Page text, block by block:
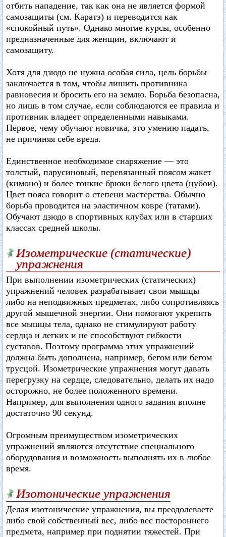
отбить нападение, так как она не является формой
самозащиты (см. Каратэ) и переводится как
«спокойный путь». Однако многие курсы, особенно
предназначенные для женщин, включают и
самозащиту.
Хотя для дзюдо не нужна особая сила, цель борьбы
заключается в том, чтобы лишить противника
равновесия и бросить его на землю. Борьба безопасна,
но лишь в том случае, если соблюдаются ее правила и
противник владеет определенными навыками.
Первое, чему обучают новичка, это умению падать,
не причиняя себе вреда.
Единственное необходимое снаряжение — это
толстый, парусиновый, перевязанный поясом жакет
(кимоно) и более тонкие брюки белого цвета (цубои).
Цвет пояса говорит о степени мастерства. Обычно
борьба проводится на эластичном ковре (татами).
Обучают дзюдо в спортивных клубах или в старших
классах средней школы.
Изометрические (статические)
упражнения
При выполнении изометрических (статических)
упражнений человек разрабатывает свои мышцы
либо на неподвижных предметах, либо сопротивляясь
другой мышечной энергии. Они помогают укрепить
все мышцы тела, однако не стимулируют работу
сердца и легких и не способствуют гибкости
суставов. Поэтому программа этих упражнений
должна быть дополнена, например, бегом или бегом
трусцой. Изометрические упражнения могут давать
перегрузку на сердце, следовательно, делать их надо
осторожно, не более положенного времени.
Например, для выполнения одного задания вполне
достаточно 90 секунд.
Огромным преимуществом изометрических
упражнений являются отсутствие специального
оборудования и возможность выполнять их в любое
время.
Изотонические упражнения
Делая изотонические упражнения, вы преодолеваете
либо свой собственный вес, либо вес постороннего
предмета, например при поднятии тяжестей. При